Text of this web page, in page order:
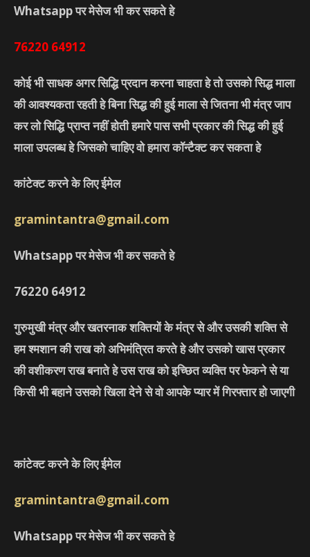
Whatsapp पर मेसेज भी कर सकते हे
76220 64912
कोई भी साधक अगर सिद्धि प्रदान करना चाहता हे तो उसको सिद्ध माला
की आवश्यकता रहती हे बिना सिद्ध की हुई माला से जितना भी मंत्र जाप
कर लो सिद्धि प्राप्त नहीं होती हमारे पास सभी प्रकार की सिद्ध की हुई
माला उपलब्ध हे जिसको चाहिए वो हमारा कॉन्टैक्ट कर सकता हे
कांटेक्ट करने के लिए ईमेल
gramintantra@gmail.com
Whatsapp पर मेसेज भी कर सकते हे
76220 64912
गुरुमुखी मंत्र और खतरनाक शक्तियों के मंत्र से और उसकी शक्ति से
हम श्मशान की राख को अभिमंत्रित करते हे और उसको खास प्रकार
की वशीकरण राख बनाते हे उस राख को इच्छित व्यक्ति पर फेकने से या
किसी भी बहाने उसको खिला देने से वो आपके प्यार में गिरफ्तार हो जाएगी
कांटेक्ट करने के लिए ईमेल
gramintantra@gmail.com
Whatsapp पर मेसेज भी कर सकते हे